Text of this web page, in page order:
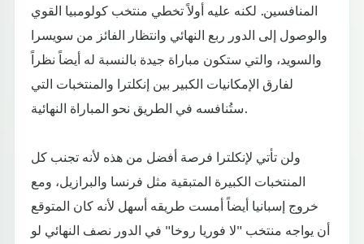
المنافسين. لكنه عليه أولاً تخطي منتخب كولومبيا القوي
والوصول إلى الدور ربع النهائي وانتظار الفائز من سويسرا
والسويد، والتي ستكون مباراة جيدة بالنسبة له أيضاً نظراً
لفارق الإمكانيات الكبير بين إنكلترا والمنتخبات التي
ستُنافسه في الطريق نحو المباراة النهائية.
ولن تأتي لإنكلترا فرصة أفضل من هذه لأنه تجنب كل
المنتخبات الكبيرة المتبقية مثل فرنسا والبرازيل، ومع
خروج إسبانيا أيضاً أمست طريقه أسهل لأنه كان المتوقع
أن يواجه منتخب "لا فوريا روخا" في الدور نصف النهائي لو